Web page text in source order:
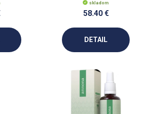
skladom
58.40 €
DETAIL